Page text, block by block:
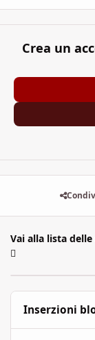
Crea un
Vai alla lista
Inserzioni